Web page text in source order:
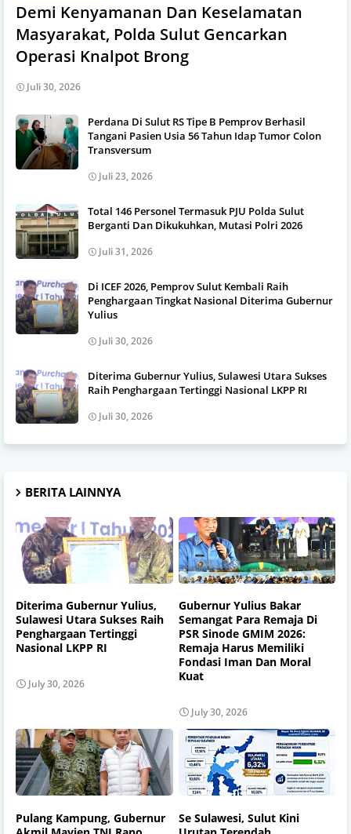
Demi Kenyamanan Dan Keselamatan
Masyarakat, Polda Sulut Gencarkan
Operasi Knalpot Brong
Juli 30, 2026
Perdana Di Sulut RS Tipe B Pemprov Berhasil
Tangani Pasien Usia 56 Tahun Idap Tumor Colon
Transversum
Juli 23, 2026
Total 146 Personel Termasuk PJU Polda Sulut
Berganti Dan Dikukuhkan, Mutasi Polri 2026
Juli 31, 2026
Di ICEF 2026, Pemprov Sulut Kembali Raih
Penghargaan Tingkat Nasional Diterima Gubernur
Yulius
Juli 30, 2026
Diterima Gubernur Yulius, Sulawesi Utara Sukses
Raih Penghargaan Tertinggi Nasional LKPP RI
Juli 30, 2026
BERITA LAINNYA
Diterima Gubernur Yulius,
Sulawesi Utara Sukses Raih
Penghargaan Tertinggi
Nasional LKPP RI
July 30, 2026
Gubernur Yulius Bakar
Semangat Para Remaja Di
PSR Sinode GMIM 2026:
Remaja Harus Memiliki
Fondasi Iman Dan Moral
Kuat
July 30, 2026
Pulang Kampung, Gubernur
Se Sulawesi, Sulut Kini